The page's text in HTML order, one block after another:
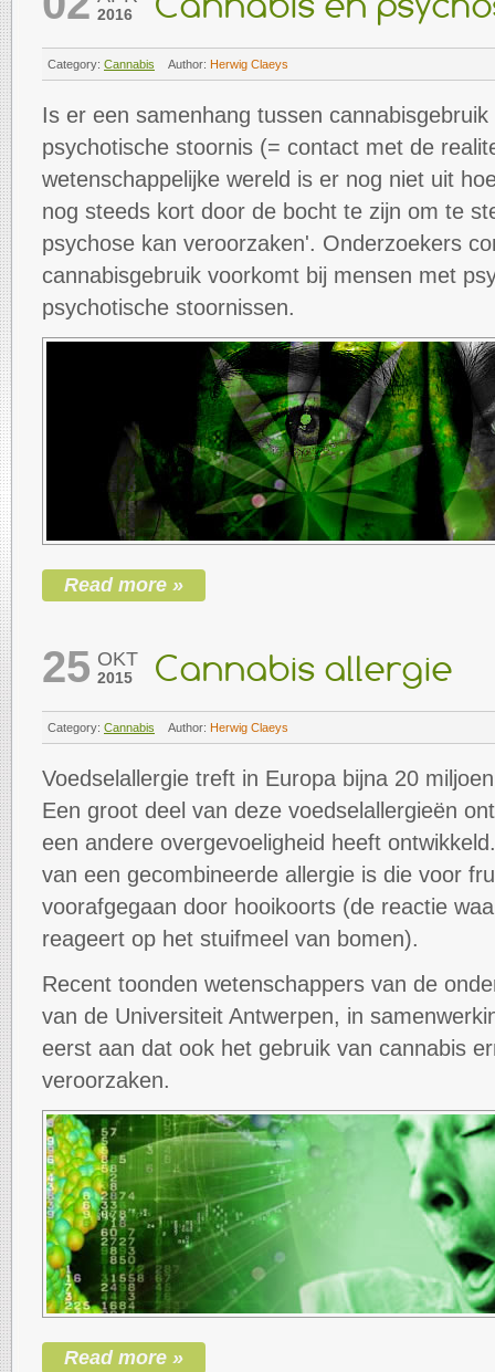
2016
Category: Cannabis Author: Herwig Claeys
Is er een samenhang tussen
psychotische stoornis (= contact met de
wetenschappelijke wereld is er nog niet uit
nog steeds kort door de bocht te zijn om te
psychose kan veroorzaken'. Onderzoekers
cannabisgebruik voorkomt bij mensen met
psychotische stoornissen.
Read more »
25 OKT
2015 Cannabis allergie
Category: Cannabis Author: Herwig Claeys
Voedselallergie treft in Europa bijna 20
Een groot deel van deze voedselallergieën
een andere overgevoeligheid heeft
van een gecombineerde allergie is die voor
voorafgegaan door hooikoorts (de reactie
reageert op het stuifmeel van bomen).
Recent toonden wetenschappers van de
van de Universiteit Antwerpen, in
eerst aan dat ook het gebruik van cannabis
veroorzaken.
Read more »